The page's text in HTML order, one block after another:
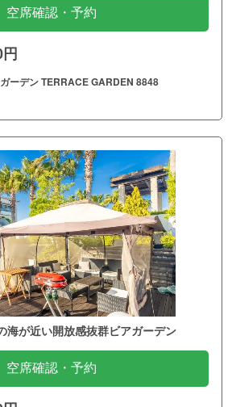
空席確認・予約
ーデン TERRACE GARDEN 8848
海が近い開放感抜群ビアガーデン
空席確認・予約